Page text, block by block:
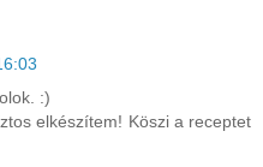
:)
elkészítem! Köszi a receptet